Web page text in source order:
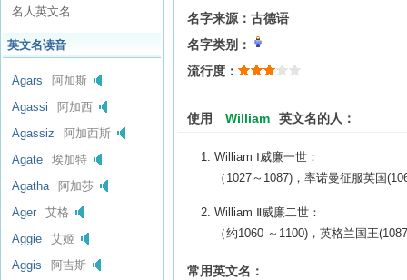
名人英文名
英文名读音
Agars
阿加斯
Agassi
阿加西
Agassiz
阿加西斯
Agate
埃加特
Agatha
阿加莎
Ager
艾格
Aggie
艾姬
Aggis
阿吉斯
名字来源： 古德语
名字类别：
流行度：
使用 William 英文名的人：
William Ⅰ威廉一世：
（1027～1087)，率诺曼征服英国
William Ⅱ威廉二世：
（约1060 ～1100)，英格兰国王
常用英文名：